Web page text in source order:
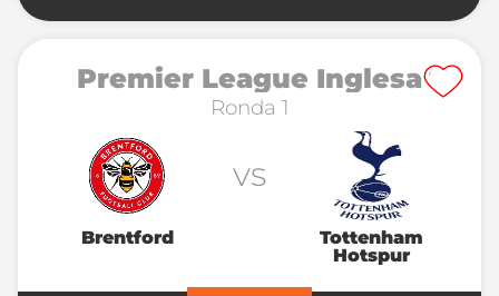
Premier League Inglesa
Ronda 1
Brentford
vs
Tottenham
Hotspur